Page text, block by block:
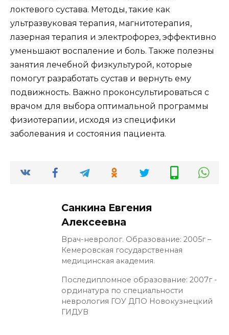
локтевого сустава. Методы, такие как
ультразвуковая терапия, магнитотерапия,
лазерная терапия и электрофорез, эффективно
уменьшают воспаление и боль. Также полезны
занятия лечебной физкультурой, которые
помогут разработать сустав и вернуть ему
подвижность. Важно проконсультироваться с
врачом для выбора оптимальной программы
физиотерапии, исходя из специфики
заболевания и состояния пациента.
Санкина Евгения
Алексеевна
Врач-невролог. Образование: 2005г –
Кемеровская государственная
медицинская академия.
Последипломное образование: 2007г -
ординатура по специальности
неврология ГОУ ДПО Новокузнецкий
ГИДУВ